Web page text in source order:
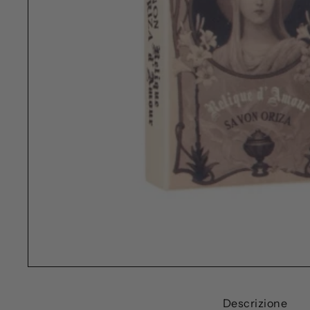
Descrizione